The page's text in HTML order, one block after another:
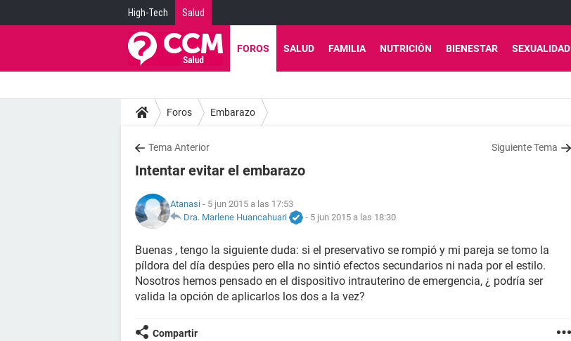
High-Tech Salud
FOROS SALUD FAMILIA NUTRICIÓN BIENESTAR SEXUALIDAD
Foros Embarazo
Tema Anterior Siguiente Tema
Intentar evitar el embarazo
Atanasi - 5 jun 2015 a las 17:53
Dra. Marlene Huancahuari
- 5 jun 2015 a las 18:30
Buenas , tengo la siguiente duda: si el preservativo se rompió y mi pareja se tomo la
píldora del día despúes pero ella no sintió efectos secundarios ni nada por el estilo.
Nosotros hemos pensado en el dispositivo intrauterino de emergencia, ¿ podría ser
valida la opción de aplicarlos los dos a la vez?
Compartir